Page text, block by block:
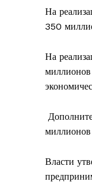
На
350
На
миллионов
Власти